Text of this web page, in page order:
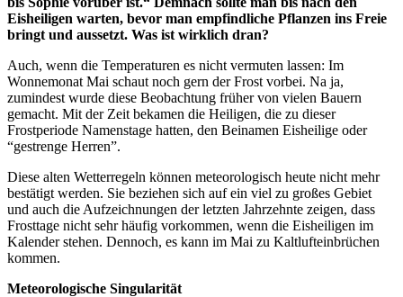
Eisheiligen warten, bevor man empfindliche Pflanzen ins Freie
bringt und aussetzt. Was ist wirklich dran?
Auch, wenn die Temperaturen es nicht vermuten lassen: Im
Wonnemonat Mai schaut noch gern der Frost vorbei. Na ja,
zumindest wurde diese Beobachtung früher von vielen Bauern
gemacht. Mit der Zeit bekamen die Heiligen, die zu dieser
Frostperiode Namenstage hatten, den Beinamen Eisheilige oder
“gestrenge Herren”.
Diese alten Wetterregeln können meteorologisch heute nicht mehr
bestätigt werden. Sie beziehen sich auf ein viel zu großes Gebiet
und auch die Aufzeichnungen der letzten Jahrzehnte zeigen, dass
Frosttage nicht sehr häufig vorkommen, wenn die Eisheiligen im
Kalender stehen. Dennoch, es kann im Mai zu Kaltlufteinbrüchen
kommen.
Meteorologische Singularität